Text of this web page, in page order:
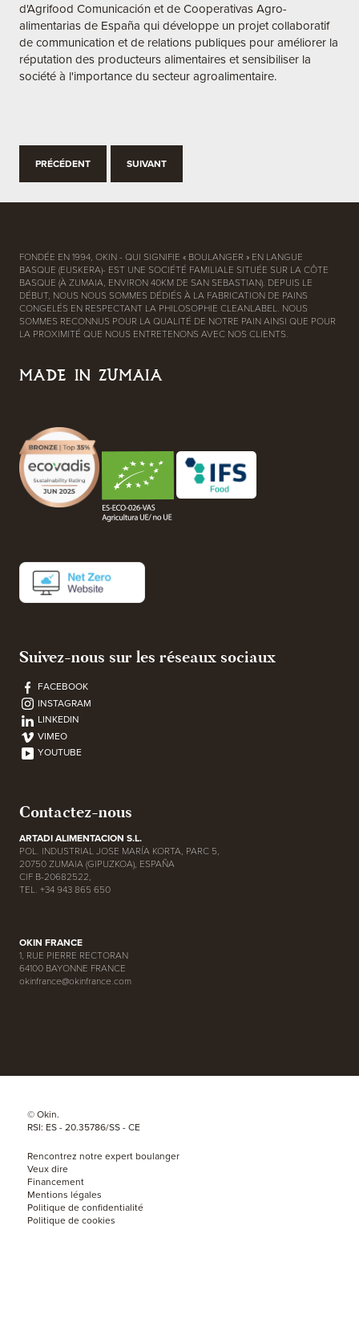
d'Agrifood Comunicación et de Cooperativas Agro-
alimentarias de España qui développe un projet collaboratif
de communication et de relations publiques pour améliorer la
réputation des producteurs alimentaires et sensibiliser la
société à l'importance du secteur agroalimentaire.
PRÉCÉDENT SUIVANT
FONDÉE EN 1994, OKIN - QUI SIGNIFIE « BOULANGER » EN LANGUE
BASQUE (EUSKERA)- EST UNE SOCIÉTÉ FAMILIALE SITUÉE SUR LA CÔTE
BASQUE (À ZUMAIA, ENVIRON 40KM DE SAN SEBASTIAN). DEPUIS LE
DÉBUT, NOUS NOUS SOMMES DÉDIÉS À LA FABRICATION DE PAINS
CONGELÉS EN RESPECTANT LA PHILOSOPHIE CLEANLABEL. NOUS
SOMMES RECONNUS POUR LA QUALITÉ DE NOTRE PAIN AINSI QUE POUR
LA PROXIMITÉ QUE NOUS ENTRETENONS AVEC NOS CLIENTS.
MADE IN ZUMAIA
Suivez-nous sur les réseaux sociaux
FACEBOOK
INSTAGRAM
LINKEDIN
VIMEO
YOUTUBE
Contactez-nous
ARTADI ALIMENTACION S.L.
POL. INDUSTRIAL JOSE MARÍA KORTA, PARC 5,
20750 ZUMAIA (GIPUZKOA), ESPAÑA
CIF B-20682522,
TEL. +34 943 865 650
OKIN FRANCE
1, RUE PIERRE RECTORAN
64100 BAYONNE FRANCE
okinfrance@okinfrance.com
© Okin.
RSI: ES - 20.35786/SS - CE
Rencontrez notre expert boulanger
Veux dire
Financement
Mentions légales
Politique de confidentialité
Politique de cookies